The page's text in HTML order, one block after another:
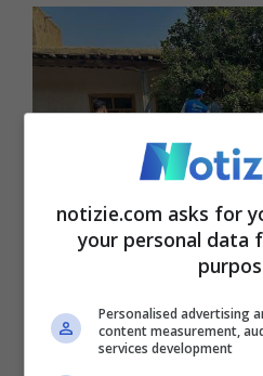
Sisma in Afghanistan,
FOTO) – Notizie.com
notizie.com asks for
your personal data
Personalised advertising
content measurement,
services development